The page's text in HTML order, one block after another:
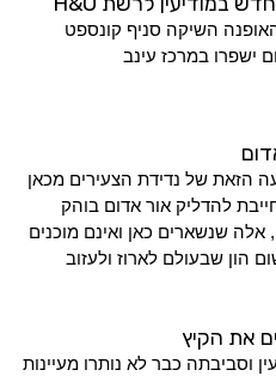
השיקה סניף קונספט
ישפרו במרכז עינב
הזאת של נדידת הצעירים מכאן
להדליק אור אדום בוהק
אלה שנשארים כאן ואינם מוכנים
הון שבעולם לארוז ולעזוב
את הקיץ
וסביבתה כבר לא נותרו מעיינות